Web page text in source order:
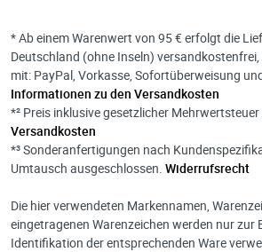
* Ab einem Warenwert von 95 € erfolgt die
Deutschland (ohne Inseln)
mit: PayPal, Vorkasse, Sofortüberweisung
Informationen zu den Versandkosten
*² Preis inklusive gesetzlicher
Versandkosten
*³ Sonderanfertigungen nach
Umtausch ausgeschlossen. Widerrufsrecht
Die hier verwendeten Markennamen,
eingetragenen Warenzeichen werden nur zur
Identifikation der entsprechenden Ware